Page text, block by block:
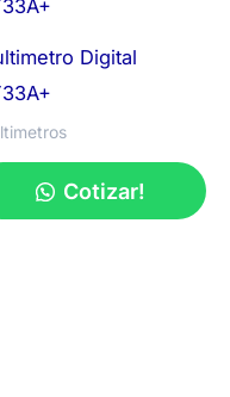
Digital
Cotizar!